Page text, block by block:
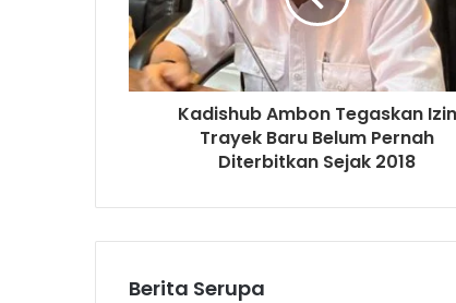
Kadishub Ambon Tegaskan Izin
Trayek Baru Belum Pernah
Diterbitkan Sejak 2018
Berita Serupa